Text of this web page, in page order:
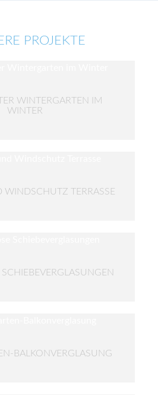
PROJEKTE
WINTERGARTEN IM
WINTER
TERRASSE
BALKONVERGLASUNG